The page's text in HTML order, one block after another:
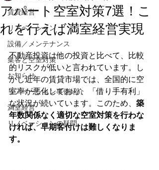
賃貸経営
リノベーション
設備／メンテナンス
集客と空室対策
お知らせ
リノベーション事例紹介
満室経営
リノベーションの疑問
アパート空室対策7選！こ
れを行えば満室経営実現
不動産投資は他の投資と比べて、比較
的リスクが低いと言われています。し
かし近年の賃貸市場では、全国的に空
室率が悪化しており、「借り手有利」
な状況が続いています。このため、 築
年数関係なく適切な空室対策を行わな
ければ、早期客付けは難しくなりま
す。